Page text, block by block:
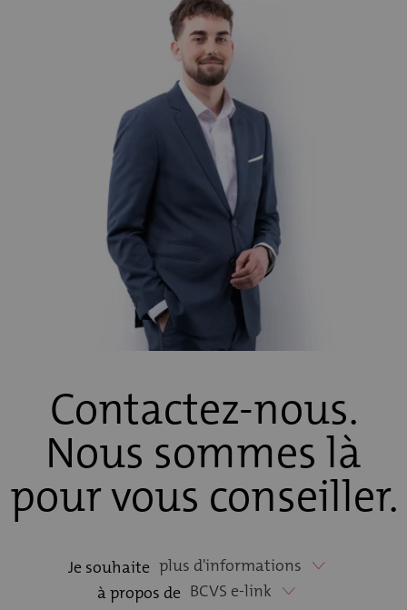
Contactez-nous.
Nous sommes là
pour vous conseiller.
Je souhaite plus d'informations
à propos de BCVS e-link